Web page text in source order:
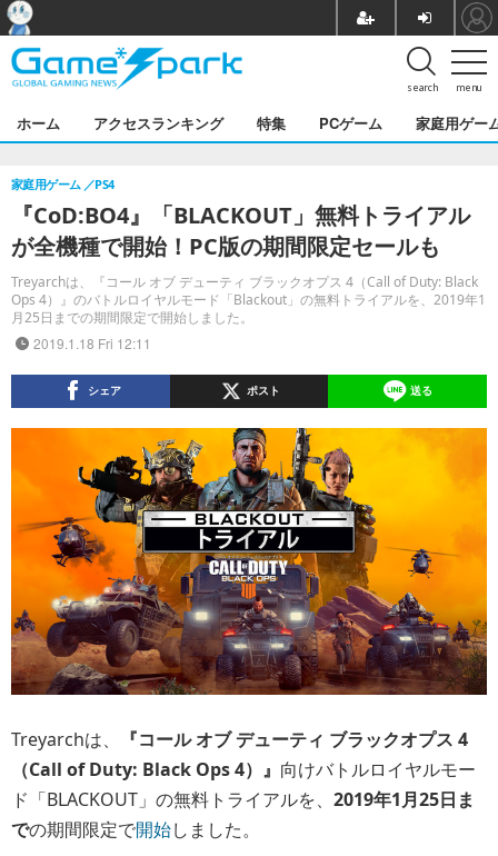
menu
search
ホーム アクセスランキング 特集 PCゲーム 家庭用ゲー
『CoD:BO4』「BLACKOUT」無料トライアル
が全機種で開始！PC版の期間限定セールも
Treyarchは、『コール オブ デューティ ブラックオプス 4（Call of Duty: Black
Ops 4）』のバトルロイヤルモード「Blackout」の無料トライアルを、2019年1
月25日までの期間限定で開始しました。
家庭用ゲーム PS4
2019.1.18 Fri 12:11
シェア ポスト 送る
Treyarchは、
『コール オブ デューティ ブラックオプス 4
（Call of Duty: Black Ops 4）』 向けバトルロイヤルモー
ド「BLACKOUT」の無料トライアルを、 2019年1月25日ま
での期間限定で開始しました。